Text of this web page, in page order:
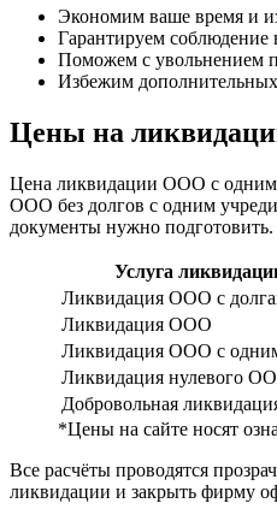
Экономим ваше время и
Гарантируем соблюдение
Поможем с увольнением
Избежим
Цены на
Цена ликвидации ООО с одним
ООО без долгов с одним
документы нужно подготовить.
Услуга
Ликвидация ООО с
Ликвидация ООО
Ликвидация ООО с
Ликвидация нулевого
Добровольная
*Цены на сайте носят
Все расчёты проводятся
ликвидации и закрыть фирму